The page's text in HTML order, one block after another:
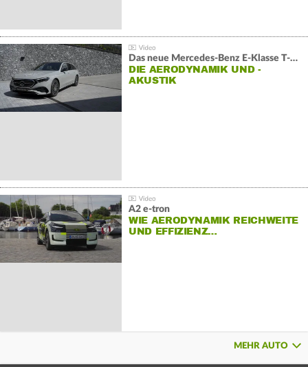
Das neue Mercedes-Benz E-Klasse T-Modell
DIE AERODYNAMIK UND -
AKUSTIK
A2 e-tron
WIE AERODYNAMIK REICHWEITE
UND EFFIZIENZ…
MEHR AUTO